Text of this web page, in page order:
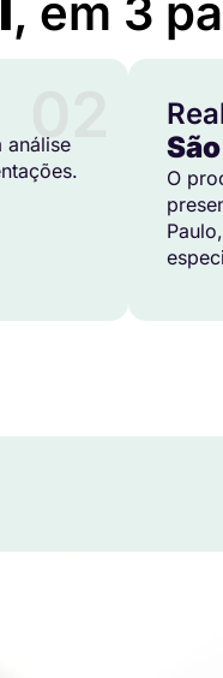
, em 3
02
análise
O